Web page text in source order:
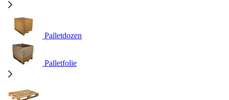
Palletdozen
Palletfolie